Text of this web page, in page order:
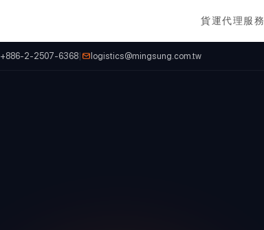
貨運代理服務
+886-2-2507-6368| logistics@mingsung.com.tw